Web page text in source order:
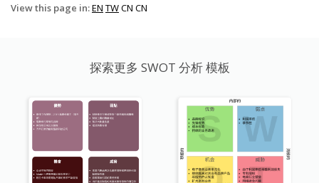
View this page in:EN TWCN CN
探索更多 SWOT 分析 模板